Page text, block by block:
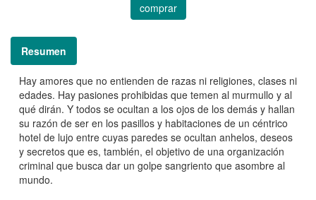
comprar
Resumen
Hay amores que no entienden de razas ni religiones, clases ni
edades. Hay pasiones prohibidas que temen al murmullo y al
qué dirán. Y todos se ocultan a los ojos de los demás y hallan
su razón de ser en los pasillos y habitaciones de un céntrico
hotel de lujo entre cuyas paredes se ocultan anhelos, deseos
y secretos que es, también, el objetivo de una organización
criminal que busca dar un golpe sangriento que asombre al
mundo.